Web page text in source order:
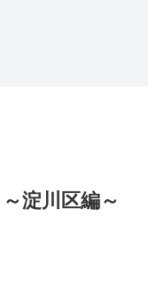
淀川区編～